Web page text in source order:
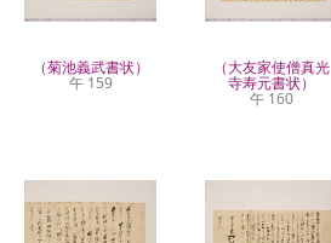
（菊池義武書状）
午 159
（大友家使僧真光
寺寿元書状）
午 160